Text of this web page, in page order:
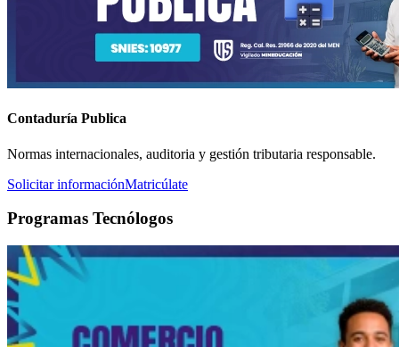
Contaduría Publica
Normas internacionales, auditoria y gestión tributaria responsable.
Solicitar informaciónMatricúlate
Programas Tecnólogos